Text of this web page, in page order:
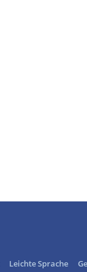
Leichte Sprache